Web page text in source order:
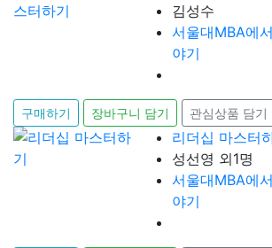
김성수
서울대MBA에
야기
구매하기 장바구니 담기 관심상품 담기
리더십 마스터
성선영 외1명
서울대MBA에
야기